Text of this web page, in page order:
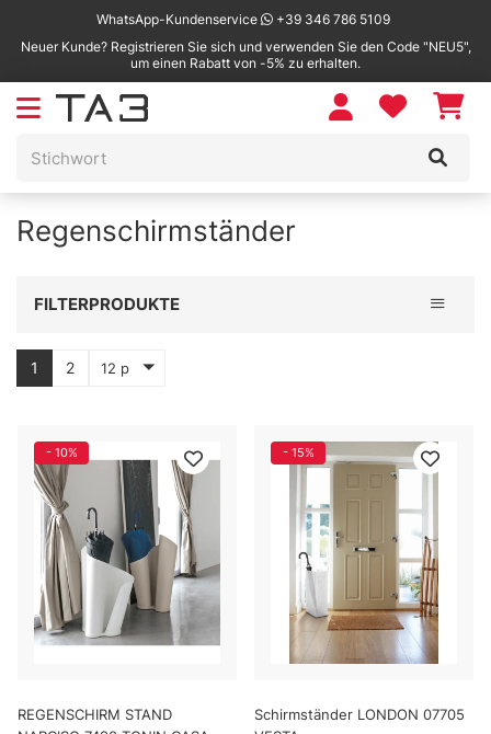
WhatsApp-Kundenservice
+39 346 786 5109
Neuer Kunde? Registrieren Sie sich und verwenden Sie den Code "NEU5",
um einen Rabatt von -5% zu erhalten.
Regenschirmständer
Toggle
FILTERPRODUKTE
1 2 12 p
- 10%
REGENSCHIRM STAND
- 15%
Schirmständer LONDON 07705